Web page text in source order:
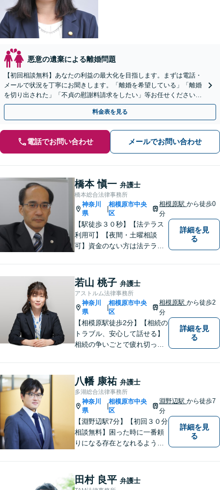
悪意の遺棄による離婚問題
【初回相談無料】あなたの利益の最大化を目指します。まずは電話・
メールで状況を丁寧にお聞きします。「離婚を希望している」「離婚
を切り出された」「不貞の慰謝料請求をしたい」等お任せください。
【リーズナブルな料金設定】
料金表を見る
電話でお問い合わせ メールでお問い合わせ
橋本 愼一 弁護士
橋本総合法律事務所
神奈川
県
相模原市中央
区
相模原駅から徒歩0
分
【駅徒歩３０秒】【法テラス
利用可】【夜間・土曜相談
可】資金のない方は法テラス
けて丁寧に、迅速に対応しま
す。住宅ローンの支払で悩ま
れている方も一度ご相談くだ
さい。最高の結果が出せるよ
う自己研鑽を怠らず質の高い
仕事を目指します。
詳細を見
る
若山 桃子 弁護士
アストルム法律事務所
神奈川
県
相模原市中央
区
相模原駅から徒歩2
分
【相模原駅徒歩2分】【相続の
トラブル、安心して話せる】
相続の争いごとで疲れ切って
貫対応、トラブルの解決を目
指します。遺産分割協議・遺
留分・調停・裁判にも対応。
詳細を見
る
八幡 康祐 弁護士
多湖総合法律事務所
神奈川
県
相模原市中央
区
淵野辺駅から徒歩7
分
【淵野辺駅7分】【初回３０分
相談無料】困った時に一番頼
りになる存在となれるよう、
題解決を心がけております。
お電話の際に『ココナラ経由
で八幡弁護士に相談希望』と
詳細を見
る
田村 良平 弁護士